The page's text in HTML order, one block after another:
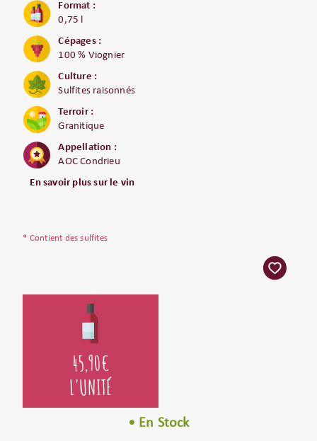
Format :
0,75 l
Cépages :
100 % Viognier
Culture :
Sulfites raisonnés
Terroir :
Granitique
Appellation :
AOC Condrieu
En savoir plus sur le vin
* Contient des sulfites
45,90€
L'UNITÉ
• En Stock